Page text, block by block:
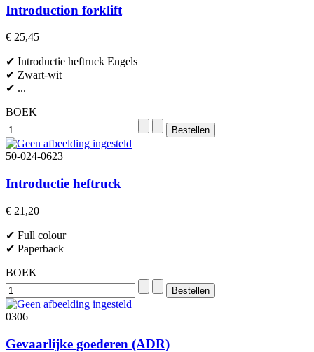
Introduction forklift
€ 25,45
✔ Introductie heftruck Engels
✔ Zwart-wit
✔ ...
BOEK
50-024-0623
Introductie heftruck
€ 21,20
✔ Full colour
✔ Paperback
BOEK
0306
Gevaarlijke goederen (ADR)